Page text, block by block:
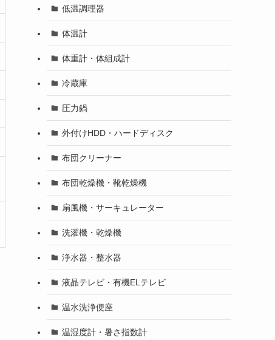
低温調理器
体温計
体重計・体組成計
冷蔵庫
圧力鍋
外付けHDD・ハードディスク
布団クリーナー
布団乾燥機・靴乾燥機
扇風機・サーキュレーター
洗濯機・乾燥機
浄水器・整水器
液晶テレビ・有機ELテレビ
温水洗浄便座
温湿度計・暑さ指数計